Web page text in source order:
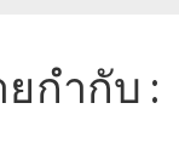
กำกับ :